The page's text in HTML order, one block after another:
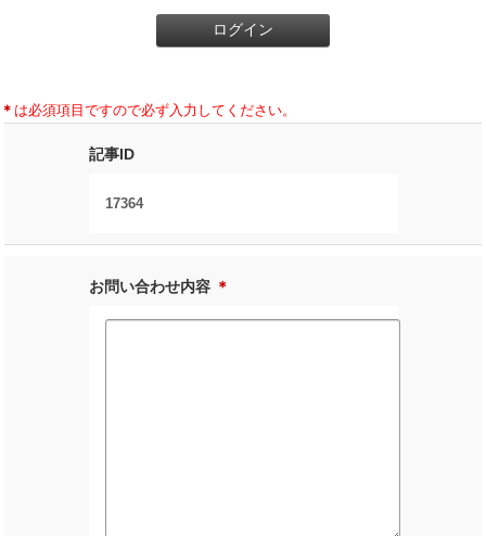
＊ は必須項目ですので必ず入力してください。
記事ID
17364
お問い合わせ内容 ＊